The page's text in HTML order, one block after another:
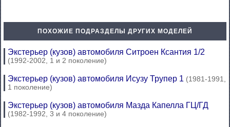
ПОХОЖИЕ ПОДРАЗДЕЛЫ ДРУГИХ МОДЕЛЕЙ
Экстерьер (кузов) автомобиля Ситроен Ксантия 1/2
(1992-2002, 1 и 2 поколение)
Экстерьер (кузов) автомобиля Исузу Трупер 1 (1981-1991,
1 поколение)
Экстерьер (кузов) автомобиля Мазда Капелла ГЦ/ГД
(1982-1992, 3 и 4 поколение)